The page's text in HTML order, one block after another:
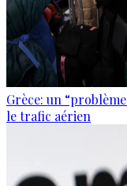
Grèce: un
le trafic aérien